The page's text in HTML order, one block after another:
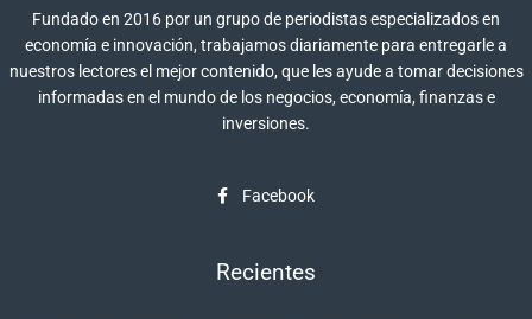
Fundado en 2016 por un grupo de periodistas especializados en
economía e innovación, trabajamos diariamente para entregarle a
nuestros lectores el mejor contenido, que les ayude a tomar decisiones
informadas en el mundo de los negocios, economía, finanzas e
inversiones.
Facebook
Recientes